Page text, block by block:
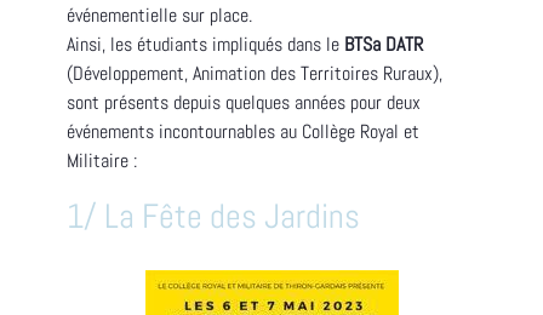
événementielle sur place.
Ainsi, les étudiants impliqués dans le BTSa DATR
(Développement, Animation des Territoires Ruraux),
sont présents depuis quelques années pour deux
événements incontournables au Collège Royal et
Militaire :
1/ La Fête des Jardins